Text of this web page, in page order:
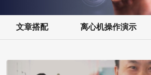
文章搭配 离心机操作演示